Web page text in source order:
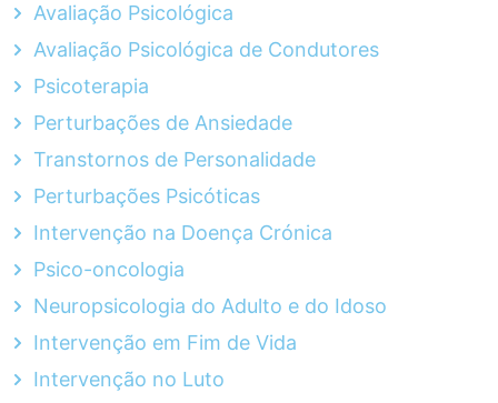
Avaliação Psicológica
Avaliação Psicológica de Condutores
Psicoterapia
Perturbações de Ansiedade
Transtornos de Personalidade
Perturbações Psicóticas
Intervenção na Doença Crónica
Psico-oncologia
Neuropsicologia do Adulto e do Idoso
Intervenção em Fim de Vida
Intervenção no Luto